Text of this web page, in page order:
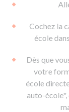
Permis
Permis
De la
Voir tous
Permis
Devenir
Cochez la
école
Dès que
votre
école
auto-école",